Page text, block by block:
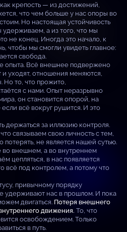
крепость — из достижений,
что чем больше у нас опоры во
Но настоящая устойчивость
удерживаем, а из того, что мы
не конец. Иногда это начало, к
чтобы мы смогли увидеть главное:
свобода.
опыта. Всё внешнее подвержено
уходят, отношения меняются,
Но то, что прожито,
с нами. Опыт неразрывно
он становится опорой, на
всё вокруг рушится. И это
держаться за иллюзию контроля.
связываем свою личность с тем,
не является нашей сутью.
во внешнем, а во внутреннем
цепляться, в нас появляется
всё под контролем, а потому что
привычному порядку
удерживают нас в прошлом. И пока
двигаться. Потеря внешнего
движения.То, что
освобождением. Только
в путь.